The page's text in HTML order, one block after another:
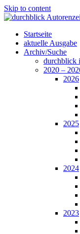
Skip to content
Startseite
aktuelle Ausgabe
Archiv/Suche
durchblick
2020 –
2026
2025
2024
2023